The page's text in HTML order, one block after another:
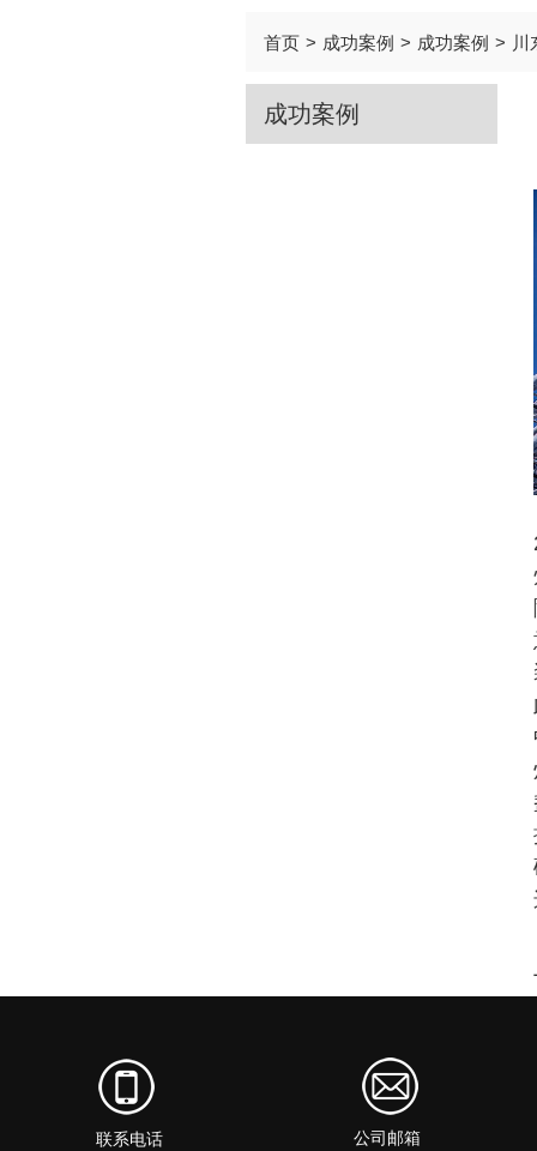
首页 > 成功案例 > 成功案例 > 川
成功案例
联系电话
公司邮箱